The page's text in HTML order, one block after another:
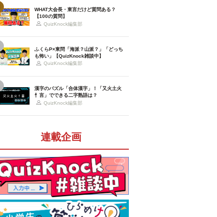
WHAT大会長・東言だけど質問ある？
【100の質問】
QuizKnock編集部
ふくらP×東問「海派？山派？」「どっち
も怖い」【QuizKnock雑談中】
QuizKnock編集部
漢字のパズル「合体漢字」！「又火土火
忄言」でできる二字熟語は？
QuizKnock編集部
連載企画